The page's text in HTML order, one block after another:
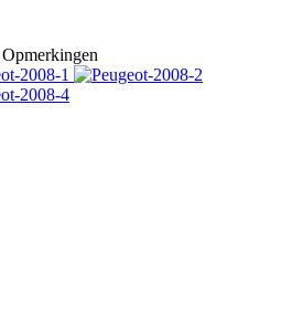
Opmerkingen